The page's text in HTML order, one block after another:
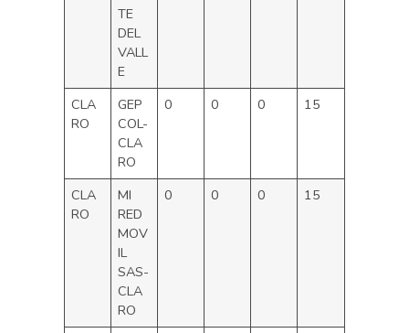
TE
DEL
VALL
E
CLA
RO
GEP
COL-
CLA
RO
0 0 0 15
CLA
RO
MI
RED
MOV
IL
SAS-
CLA
RO
0 0 0 15